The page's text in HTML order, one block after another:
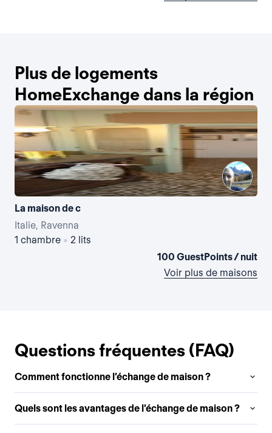
Plus de logements
HomeExchange dans la région
La maison de c
Italie, Ravenna
1 chambre • 2 lits
100 GuestPoints / nuit
Voir plus de maisons
Questions fréquentes (FAQ)
Comment fonctionne l’échange de maison ?
Quels sont les avantages de l’échange de maison ?